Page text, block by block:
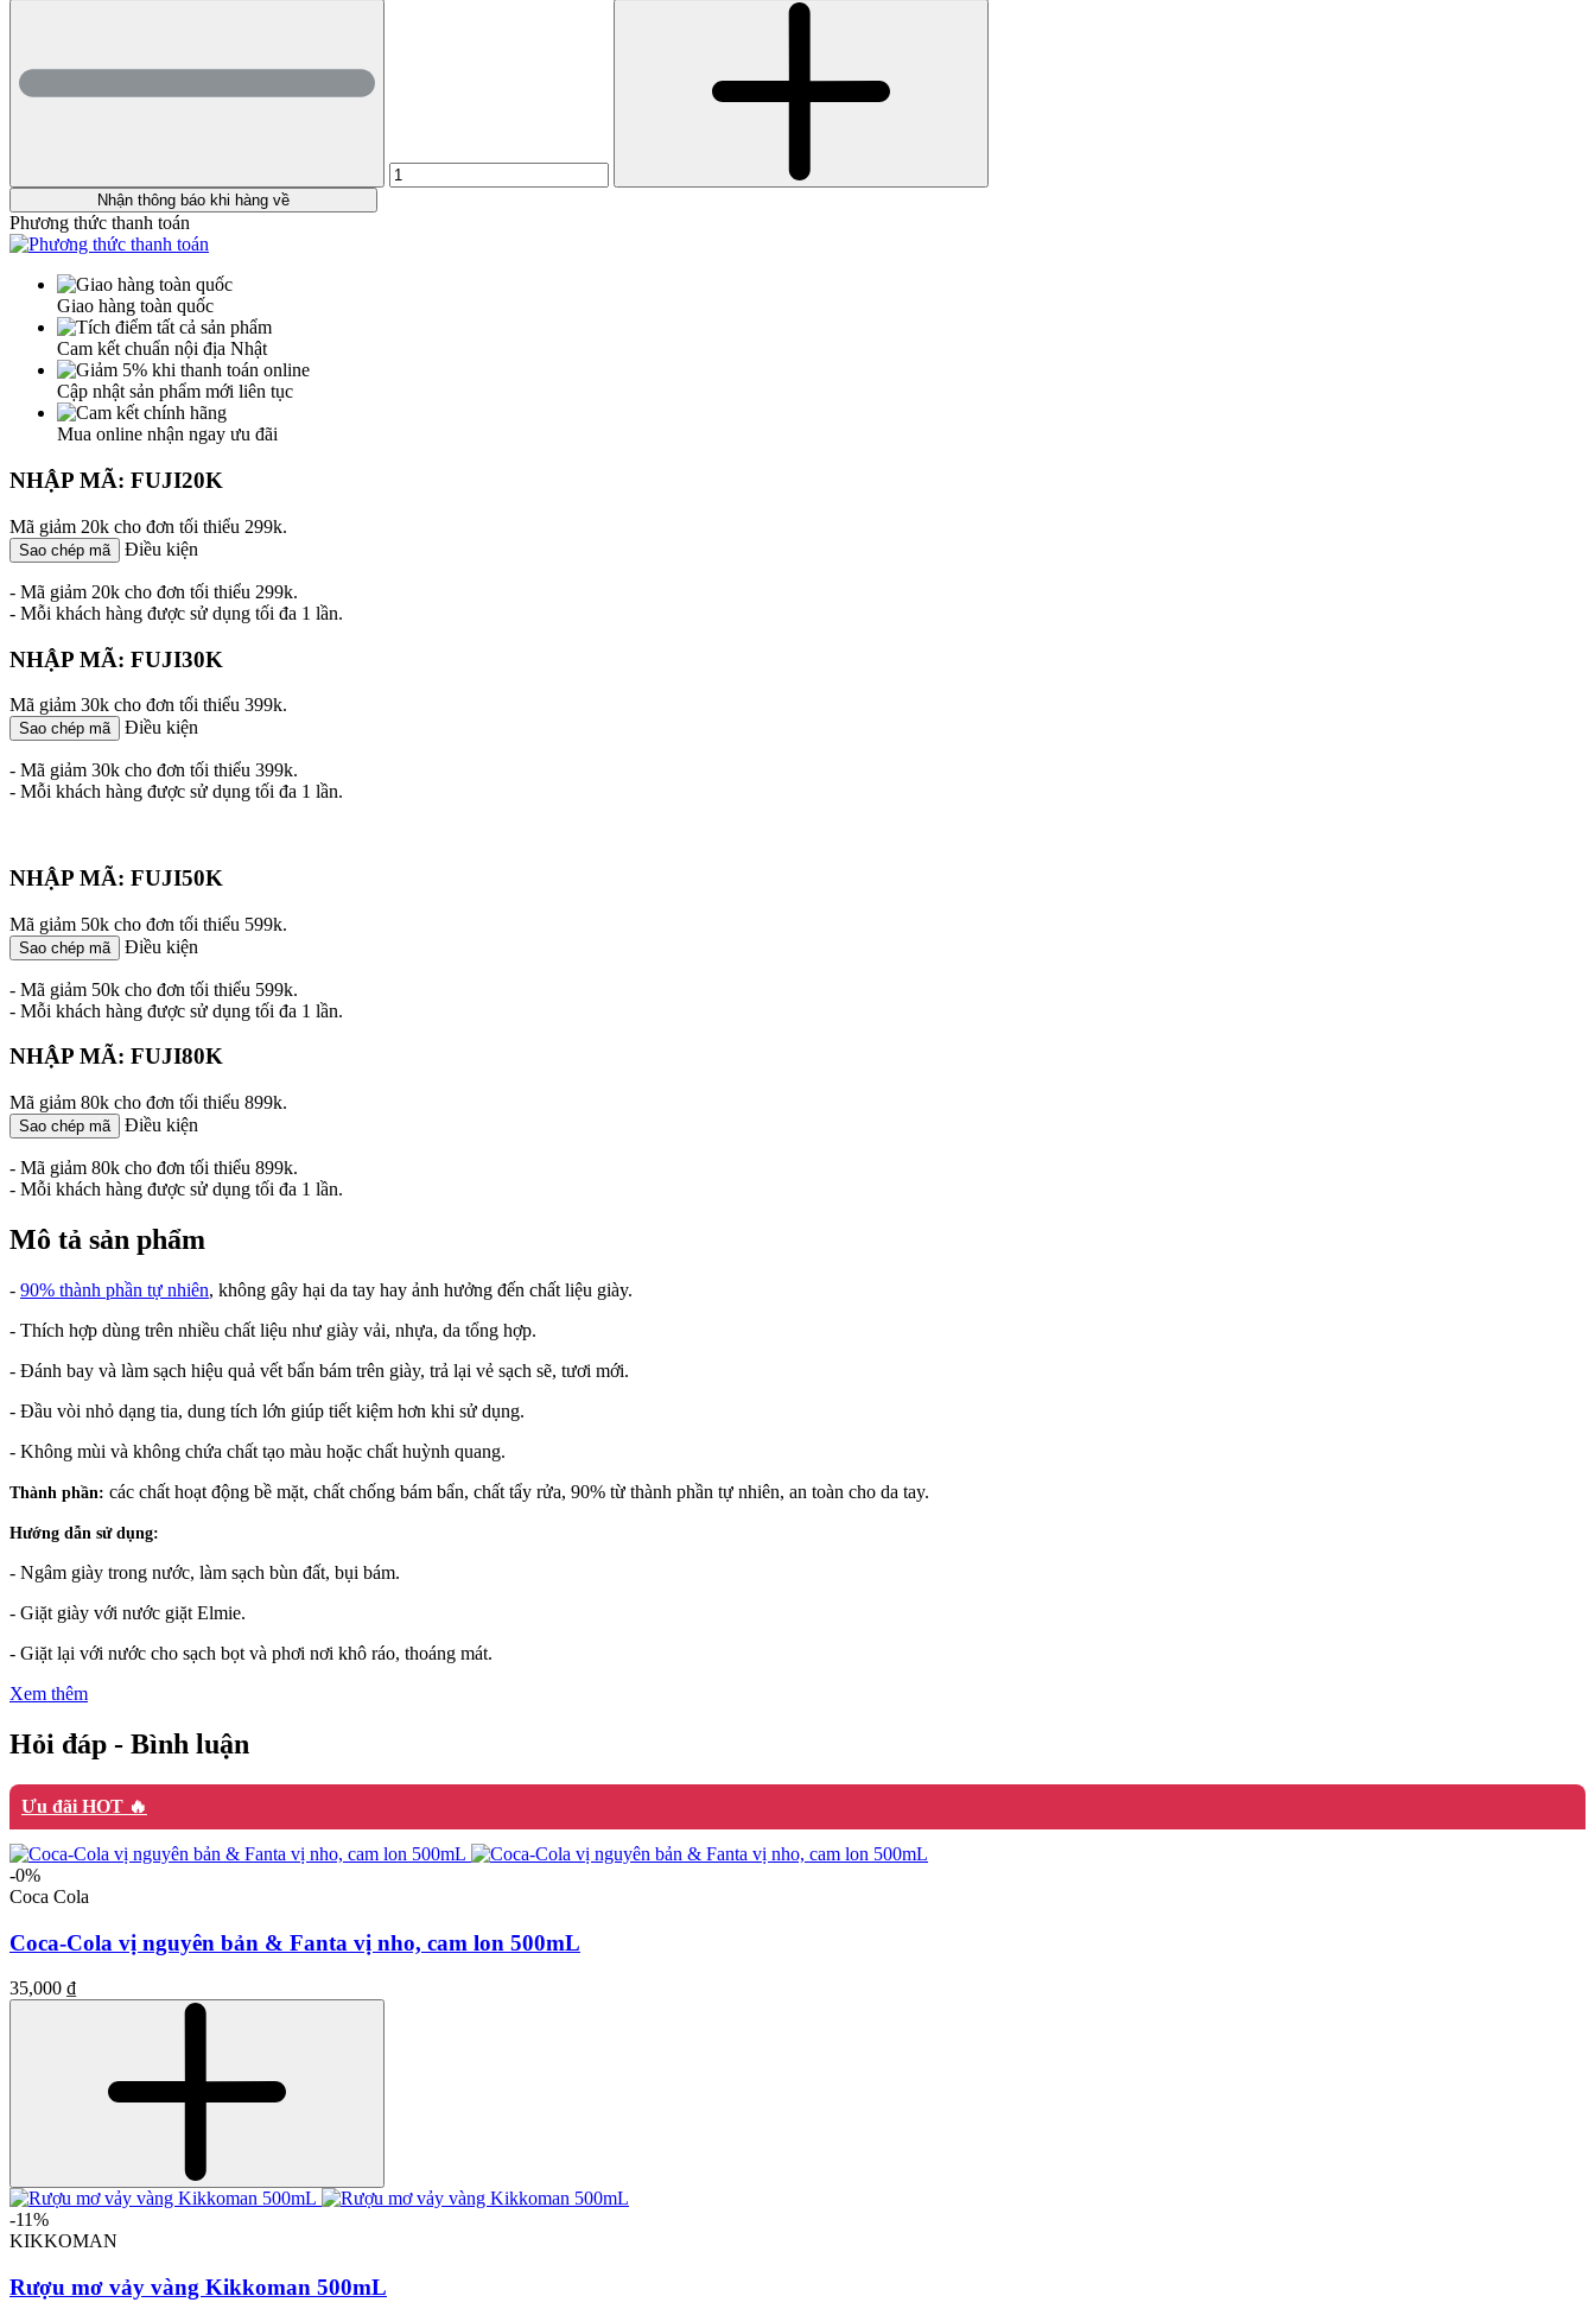
Nhận thông báo khi hàng về
Phương thức thanh toán
Giao hàng toàn quốc
Cam kết chuẩn nội địa Nhật
Cập nhật sản phẩm mới liên tục
Mua online nhận ngay ưu đãi
NHẬP MÃ: FUJI20K
Mã giảm 20k cho đơn tối thiểu 299k.
Sao chép mã Điều kiện
- Mã giảm 20k cho đơn tối thiểu 299k.
- Mỗi khách hàng được sử dụng tối đa 1 lần.
NHẬP MÃ: FUJI30K
Mã giảm 30k cho đơn tối thiểu 399k.
Sao chép mã Điều kiện
- Mã giảm 30k cho đơn tối thiểu 399k.
- Mỗi khách hàng được sử dụng tối đa 1 lần.
NHẬP MÃ: FUJI50K
Mã giảm 50k cho đơn tối thiểu 599k.
Sao chép mã Điều kiện
- Mã giảm 50k cho đơn tối thiểu 599k.
- Mỗi khách hàng được sử dụng tối đa 1 lần.
NHẬP MÃ: FUJI80K
Mã giảm 80k cho đơn tối thiểu 899k.
Sao chép mã Điều kiện
- Mã giảm 80k cho đơn tối thiểu 899k.
- Mỗi khách hàng được sử dụng tối đa 1 lần.
Mô tả sản phẩm
- 90% thành phần tự nhiên, không gây hại da tay hay ảnh hưởng đến chất liệu giày.
- Thích hợp dùng trên nhiều chất liệu như giày vải, nhựa, da tổng hợp.
- Đánh bay và làm sạch hiệu quả vết bẩn bám trên giày, trả lại vẻ sạch sẽ, tươi mới.
- Đầu vòi nhỏ dạng tia, dung tích lớn giúp tiết kiệm hơn khi sử dụng.
- Không mùi và không chứa chất tạo màu hoặc chất huỳnh quang.
Thành phần: các chất hoạt động bề mặt, chất chống bám bẩn, chất tẩy rửa, 90% từ thành phần tự nhiên, an toàn cho da tay.
Hướng dẫn sử dụng:
- Ngâm giày trong nước, làm sạch bùn đất, bụi bám.
- Giặt giày với nước giặt Elmie.
- Giặt lại với nước cho sạch bọt và phơi nơi khô ráo, thoáng mát.
Xem thêm
Hỏi đáp - Bình luận
Ưu đãi HOT 🔥
-0%
Coca Cola
Coca-Cola vị nguyên bản & Fanta vị nho, cam lon 500mL
35,000 ₫
-11%
KIKKOMAN
Rượu mơ vảy vàng Kikkoman 500mL